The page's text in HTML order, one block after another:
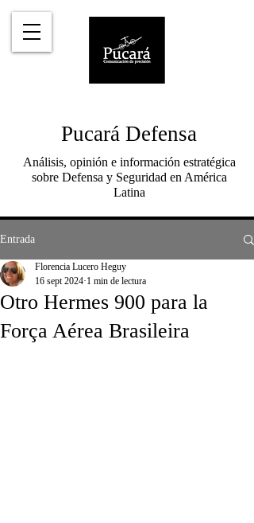
Pucará Defensa
Análisis, opinión e información estratégica
sobre Defensa y Seguridad en América
Latina
Entrada
Otro Hermes 900 para la
Força Aérea Brasileira
Florencia Lucero Heguy
16 sept 2024 1 min de lectura